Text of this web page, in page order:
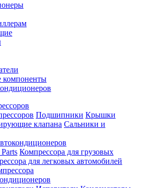
компоненты
Подшипники Крышки
клапана Сальники и
Компрессора для грузовых
для легковых автомобилей